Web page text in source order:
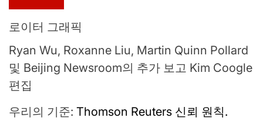
로이터 그래픽
Ryan Wu, Roxanne Liu, Martin Quinn Pollard
및 Beijing Newsroom의 추가 보고 Kim Coogle
편집
우리의 기준: Thomson Reuters 신뢰 원칙.